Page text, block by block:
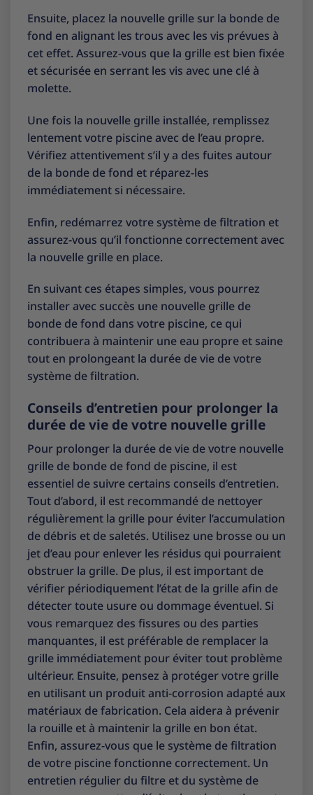
Ensuite, placez la nouvelle grille sur la bonde de
fond en alignant les trous avec les vis prévues à
cet effet. Assurez-vous que la grille est bien fixée
et sécurisée en serrant les vis avec une clé à
molette.
Une fois la nouvelle grille installée, remplissez
lentement votre piscine avec de l’eau propre.
Vérifiez attentivement s’il y a des fuites autour
de la bonde de fond et réparez-les
immédiatement si nécessaire.
Enfin, redémarrez votre système de filtration et
assurez-vous qu’il fonctionne correctement avec
la nouvelle grille en place.
En suivant ces étapes simples, vous pourrez
installer avec succès une nouvelle grille de
bonde de fond dans votre piscine, ce qui
contribuera à maintenir une eau propre et saine
tout en prolongeant la durée de vie de votre
système de filtration.
Conseils d’entretien pour prolonger la
durée de vie de votre nouvelle grille
Pour prolonger la durée de vie de votre nouvelle
grille de bonde de fond de piscine, il est
essentiel de suivre certains conseils d’entretien.
Tout d’abord, il est recommandé de nettoyer
régulièrement la grille pour éviter l’accumulation
de débris et de saletés. Utilisez une brosse ou un
jet d’eau pour enlever les résidus qui pourraient
obstruer la grille. De plus, il est important de
vérifier périodiquement l’état de la grille afin de
détecter toute usure ou dommage éventuel. Si
vous remarquez des fissures ou des parties
manquantes, il est préférable de remplacer la
grille immédiatement pour éviter tout problème
ultérieur. Ensuite, pensez à protéger votre grille
en utilisant un produit anti-corrosion adapté aux
matériaux de fabrication. Cela aidera à prévenir
la rouille et à maintenir la grille en bon état.
Enfin, assurez-vous que le système de filtration
de votre piscine fonctionne correctement. Un
entretien régulier du filtre et du système de